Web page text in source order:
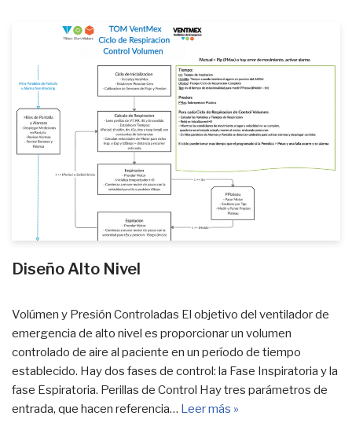
Diseño Alto Nivel
Volúmen y Presión Controladas El objetivo del ventilador de
emergencia de alto nivel es proporcionar un volumen
controlado de aire al paciente en un período de tiempo
establecido. Hay dos fases de control: la Fase Inspiratoria y la
fase Espiratoria. Perillas de Control Hay tres parámetros de
entrada, que hacen referencia… Leer más »